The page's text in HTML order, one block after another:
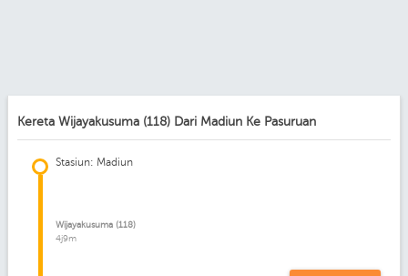
Kereta Wijayakusuma (118) Dari Madiun Ke Pasuruan
Stasiun: Madiun
Wijayakusuma (118)
4j9m